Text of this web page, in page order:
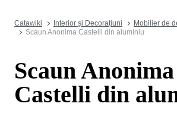
Catawiki Interior și Decorațiuni
Mobilier de
Scaun Anonima Castelli din aluminiu
Scaun Anonima
Castelli din